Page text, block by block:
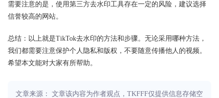
需要注意的是，使用第三方去水印工具存在一定的风险，建议选择
信誉较高的网站。
总结：以上就是TikTok去水印的方法和步骤。无论采用哪种方法，
我们都需要注意保护个人隐私和版权，不要随意传播他人的视频。
希望本文能对大家有所帮助。
文章来源： 文章该内容为作者观点，TKFFF仅提供信息存储空